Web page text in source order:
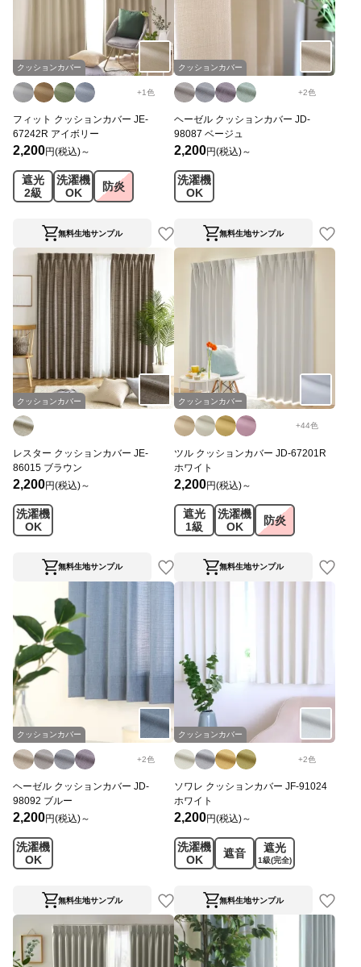
クッションカバー
+1色
フィット クッションカバー JE-
67242R アイボリー
2,200円(税込)～
遮光
2級
洗濯機
OK
防炎
無料生地サンプル
クッションカバー
+2色
ヘーゼル クッションカバー JD-
98087 ベージュ
2,200円(税込)～
洗濯機
OK
無料生地サンプル
クッションカバー
レスター クッションカバー JE-
86015 ブラウン
2,200円(税込)～
洗濯機
OK
無料生地サンプル
クッションカバー
+44色
ツル クッションカバー JD-67201R
ホワイト
2,200円(税込)～
遮光
1級
洗濯機
OK
防炎
無料生地サンプル
クッションカバー
+2色
ヘーゼル クッションカバー JD-
98092 ブルー
2,200円(税込)～
洗濯機
OK
無料生地サンプル
クッションカバー
+2色
ソワレ クッションカバー JF-91024
ホワイト
2,200円(税込)～
洗濯機
OK
遮音 遮光
1級(完全)
無料生地サンプル